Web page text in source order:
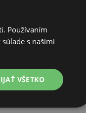
Používaním
s našimi
VŠETKO